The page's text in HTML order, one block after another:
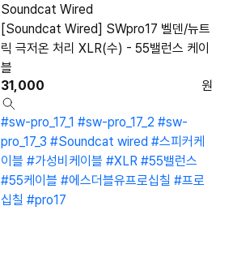
Soundcat Wired
[Soundcat Wired] SWpro17 벨덴/뉴트
릭 극저온 처리 XLR(수) - 55밸런스 케이
블
31,000
원
#sw-pro_17_1 #sw-pro_17_2 #sw-
pro_17_3 #Soundcat wired #스피커케
이블 #가성비케이블 #XLR #55밸런스
#55케이블 #에스더블유프로십칠 #프로
십칠 #pro17